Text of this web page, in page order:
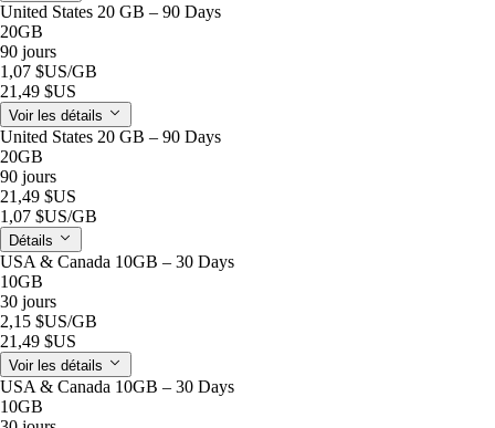
United States 20 GB – 90 Days
20GB
90 jours
1,07 $US/GB
21,49 $US
Voir les détails
United States 20 GB – 90 Days
20GB
90 jours
21,49 $US
1,07 $US/GB
Détails
USA & Canada 10GB – 30 Days
10GB
30 jours
2,15 $US/GB
21,49 $US
Voir les détails
USA & Canada 10GB – 30 Days
10GB